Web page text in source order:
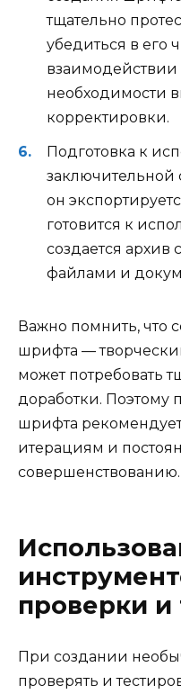
тщательно
убедиться в его
взаимодействии
необходимости
корректировки.
Подготовка к
заключительной
он
готовится к
создается
файлами и
Важно помнить, что
шрифта —
может потребовать
доработки. Поэтому
шрифта
итерациям и
совершенствованию.
проверки и
При создании
проверять и